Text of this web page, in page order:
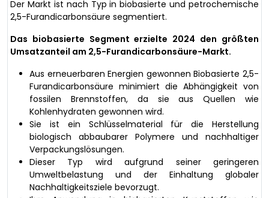
Der Markt ist nach Typ in biobasierte und petrochemische
2,5-Furandicarbonsäure segmentiert.
Das biobasierte Segment erzielte 2024 den größten
Umsatzanteil am 2,5-Furandicarbonsäure-Markt.
Aus erneuerbaren Energien gewonnen Biobasierte 2,5-
Furandicarbonsäure minimiert die Abhängigkeit von
fossilen Brennstoffen, da sie aus Quellen wie
Kohlenhydraten gewonnen wird.
Sie ist ein Schlüsselmaterial für die Herstellung
biologisch abbaubarer Polymere und nachhaltiger
Verpackungslösungen.
Dieser Typ wird aufgrund seiner geringeren
Umweltbelastung und der Einhaltung globaler
Nachhaltigkeitsziele bevorzugt.